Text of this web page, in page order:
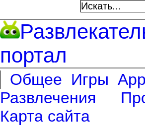
портал
Общее Игры
Развлечения
Карта сайта